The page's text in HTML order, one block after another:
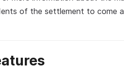
of the settlement to come